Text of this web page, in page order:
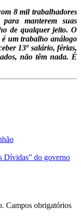
8 mil trabalhadores
manterem suas
de qualquer jeito. O
é um trabalho análogo
13º salário, férias,
não têm nada. É
Dívidas” do governo
Campos obrigatórios